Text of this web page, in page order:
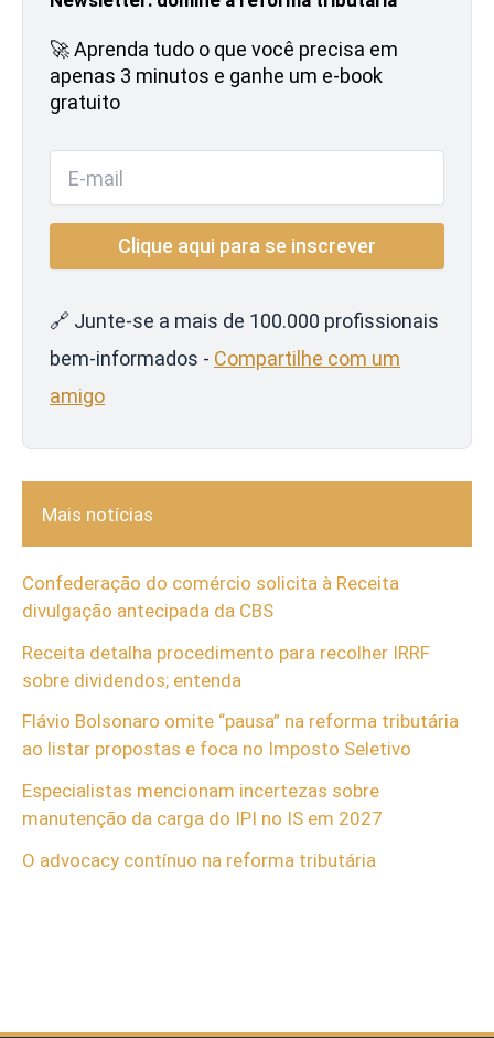
🚀 Aprenda tudo o que você precisa em
apenas 3 minutos e ganhe um e-book
gratuito
🔗 Junte-se a mais de 100.000 profissionais
bem-informados - Compartilhe com um
amigo
Mais notícias
Confederação do comércio solicita à Receita
divulgação antecipada da CBS
Receita detalha procedimento para recolher IRRF
sobre dividendos; entenda
Flávio Bolsonaro omite “pausa” na reforma tributária
ao listar propostas e foca no Imposto Seletivo
Especialistas mencionam incertezas sobre
manutenção da carga do IPI no IS em 2027
O advocacy contínuo na reforma tributária